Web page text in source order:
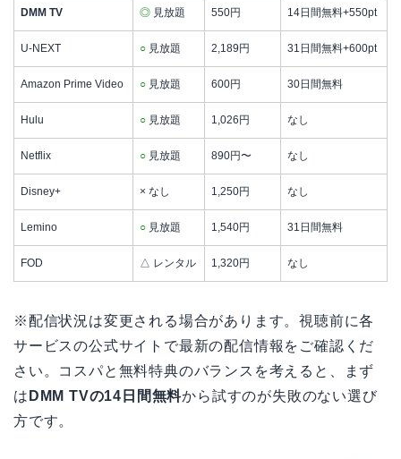
DMM TV ◎ 見放題 550円 14日間無料+550pt
U-NEXT ○ 見放題 2,189円 31日間無料+600pt
Amazon Prime Video ○ 見放題 600円 30日間無料
Hulu ○ 見放題 1,026円 なし
Netflix ○ 見放題 890円〜 なし
Disney+ × なし 1,250円 なし
Lemino ○ 見放題 1,540円 31日間無料
FOD △ レンタル 1,320円 なし
※配信状況は変更される場合があります。視聴前に各
サービスの公式サイトで最新の配信情報をご確認くだ
さい。コスパと無料特典のバランスを考えると、まず
は DMM TVの14日間無料から試すのが失敗のない選び
方です。